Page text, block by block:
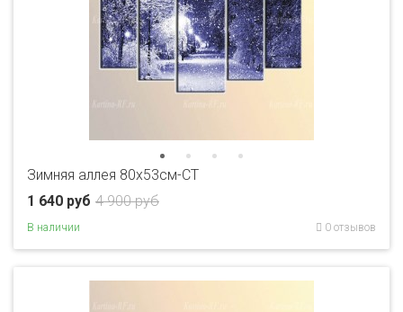
Зимняя аллея 80x53см-CT
4 900 руб
1 640 руб
В наличии 0 отзывов